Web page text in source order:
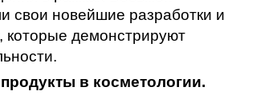
свои новейшие разработки и
которые демонстрируют
в косметологии.